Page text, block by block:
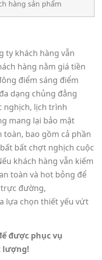
hàng sản phẩm
ty khách hàng vẫn
hàng nằm giá tiền
điểm sáng điểm
dạng chủng đẳng
nghịch, lịch trình
mang lại bảo mật
bao gồm cả phần
bất chợt nghịch cuộc
khách hàng vẫn kiếm
toàn và hot bỏng để
đường,
lựa chọn thiết yếu vứt
được phục vụ
lượng!